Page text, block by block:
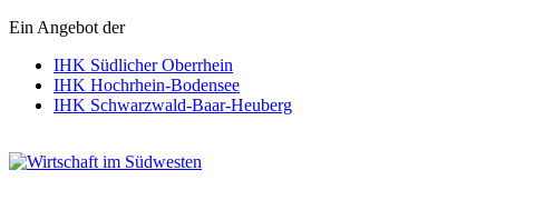
Ein Angebot der
IHK Südlicher Oberrhein
IHK Hochrhein-Bodensee
IHK Schwarzwald-Baar-Heuberg